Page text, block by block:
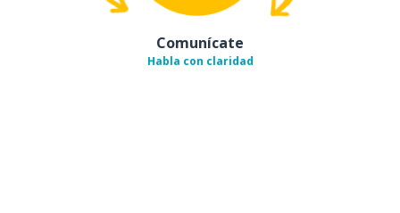
Comunícate
Habla con claridad